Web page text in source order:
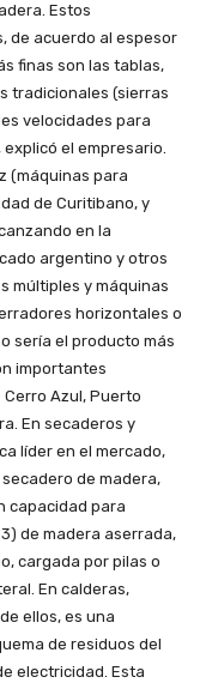
Estos
de acuerdo al espesor
finas son las tablas,
tradicionales (sierras
velocidades para
el empresario.
(máquinas para
de Curitibano, y
en la
argentino y otros
múltiples y máquinas
horizontales o
sería el producto más
importantes
Azul, Puerto
En secaderos y
líder en el mercado,
de madera,
capacidad para
de madera aserrada,
cargada por pilas o
En calderas,
ellos, es una
de residuos del
electricidad. Esta